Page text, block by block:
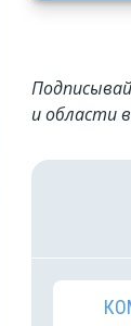
и области